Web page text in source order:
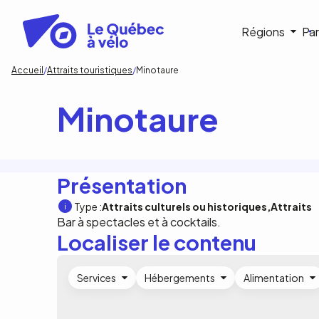
contenu
principal
Régions
Fil
d'Ariane
Accueil Attraits touristiques Minotaure
Minotaure
Présentation
Type :Attraits culturels ou historiques Attraits
Bar à spectacles et à cocktails.
Localiser le contenu
Services Hébergements Alimentation